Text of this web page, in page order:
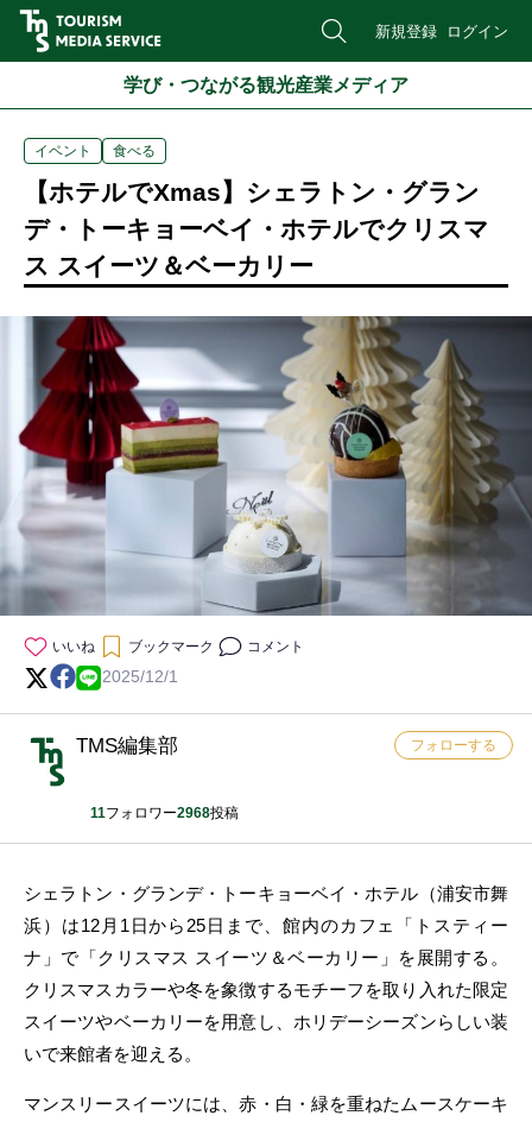
新規登録 ログイン
学び・つながる観光産業メディア
イベント 食べる
【ホテルでXmas】シェラトン・グラン
デ・トーキョーベイ・ホテルでクリスマ
ス スイーツ＆ベーカリー
いいね ブックマーク コメント
2025/12/1
TMS編集部
11フォロワー2968投稿
フォローする
シェラトン・グランデ・トーキョーベイ・ホテル（浦安市舞
浜）は12月1日から25日まで、館内のカフェ「トスティー
ナ」で「クリスマス スイーツ＆ベーカリー」を展開する。
クリスマスカラーや冬を象徴するモチーフを取り入れた限定
スイーツやベーカリーを用意し、ホリデーシーズンらしい装
いで来館者を迎える。
マンスリースイーツには、赤・白・緑を重ねたムースケーキ